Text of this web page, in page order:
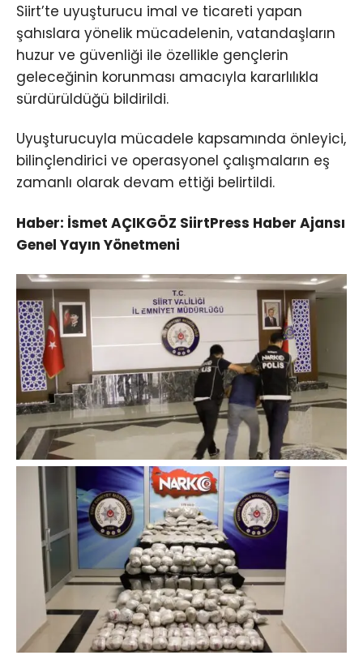
Siirt’te uyuşturucu imal ve ticareti yapan
şahıslara yönelik mücadelenin, vatandaşların
huzur ve güvenliği ile özellikle gençlerin
geleceğinin korunması amacıyla kararlılıkla
sürdürüldüğü bildirildi.
Uyuşturucuyla mücadele kapsamında önleyici,
bilinçlendirici ve operasyonel çalışmaların eş
zamanlı olarak devam ettiği belirtildi.
Haber: İsmet AÇIKGÖZ SiirtPress Haber Ajansı
Genel Yayın Yönetmeni